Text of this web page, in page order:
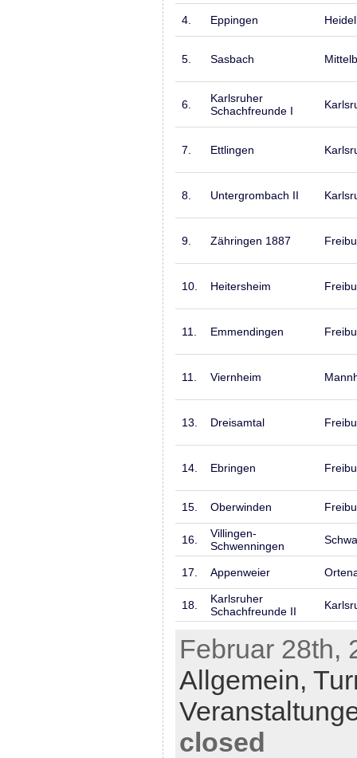
4. Eppingen
5. Sasbach
6.
Karlsruher
Schachfreunde I
7. Ettlingen
8. Untergrombach II
9. Zähringen 1887
10. Heitersheim
11. Emmendingen
11. Viernheim
13. Dreisamtal
14. Ebringen
15. Oberwinden
16.
Villingen-
Schwenningen
17. Appenweier
18.
Karlsruher
Schachfreunde II
Februar 28th,
Allgemein,
closed